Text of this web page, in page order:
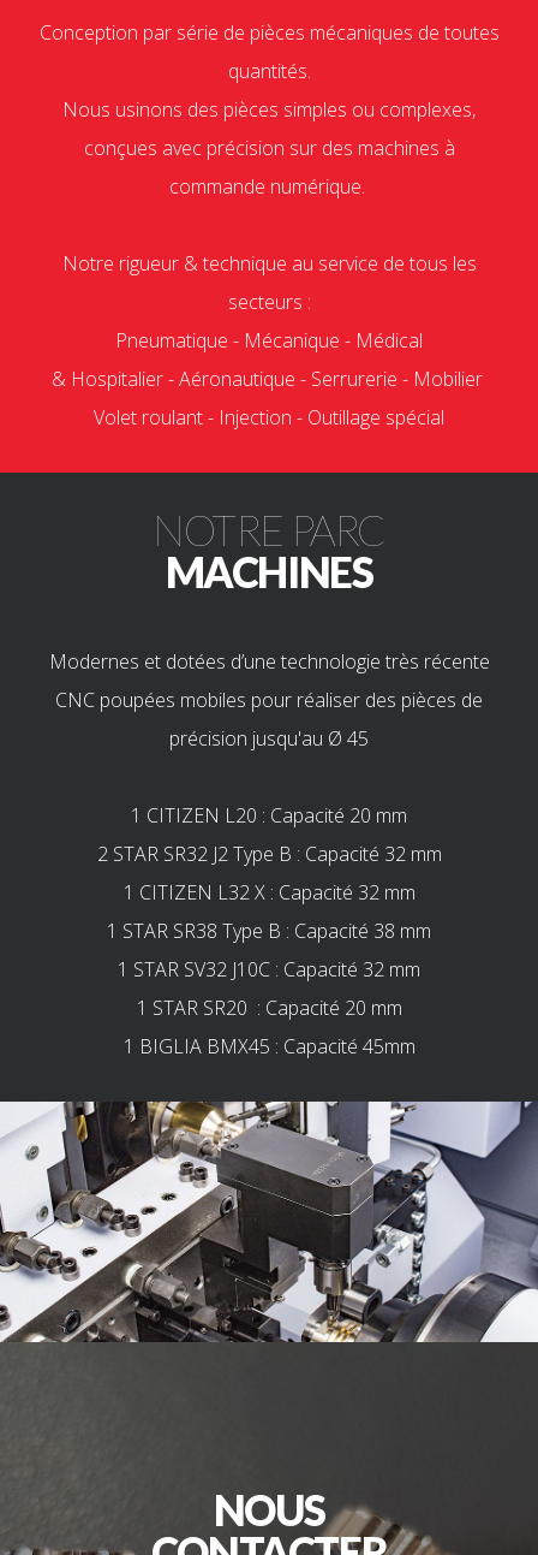
Conception par série de pièces mécaniques de toutes
quantités.
Nous usinons des pièces simples ou complexes,
conçues avec précision sur des machines à
commande numérique.
Notre rigueur & technique au service de tous les
secteurs :
Pneumatique - Mécanique - Médical
& Hospitalier - Aéronautique - Serrurerie - Mobilier
Volet roulant - Injection - Outillage spécial
NOTRE PARC
MACHINES
Modernes et dotées d’une technologie très récente
CNC poupées mobiles pour réaliser des pièces de
précision jusqu'au Ø 45
1 CITIZEN L20 : Capacité 20 mm
2 STAR SR32 J2 Type B : Capacité 32 mm
1 CITIZEN L32 X : Capacité 32 mm
1 STAR SR38 Type B : Capacité 38 mm
1 STAR SV32 J10C : Capacité 32 mm
1 STAR SR20 : Capacité 20 mm
1 BIGLIA BMX45 : Capacité 45mm
NOUS